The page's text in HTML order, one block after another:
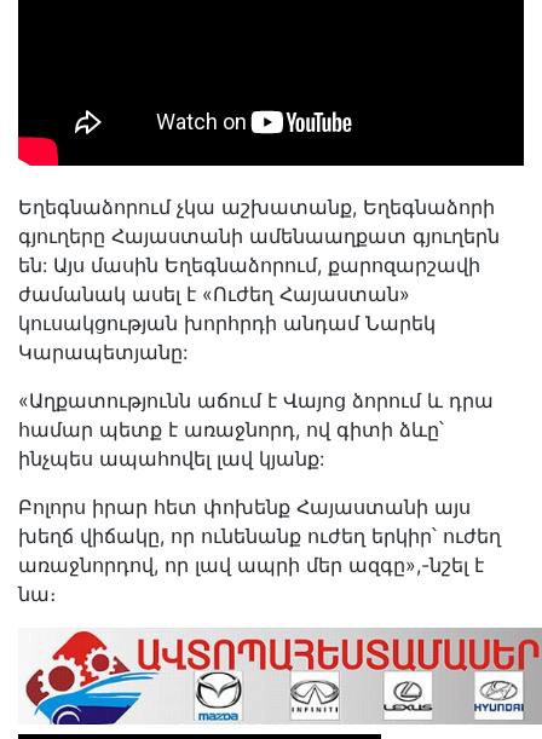
Եղեգնաձորում չկա աշխատանք, Եղեգնաձորի
գյուղերը Հայաստանի ամենաաղքատ գյուղերն
են: Այս մասին Եղեգնաձորում, քարոզարշավի
ժամանակ ասել է «Ուժեղ Հայաստան»
կուսակցության խորհրդի անդամ Նարեկ
Կարապետյանը:
«Աղքատությունն աճում է Վայոց ձորում և դրա
համար պետք է առաջնորդ, ով գիտի ձևը՝
ինչպես ապահովել լավ կյանք:
Բոլորս իրար հետ փոխենք Հայաստանի այս
խեղճ վիճակը, որ ունենանք ուժեղ երկիր՝ ուժեղ
առաջնորդով, որ լավ ապրի մեր ազգը»,-նշել է
նա։